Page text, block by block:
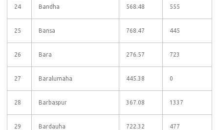
24 Bandha 568.48 555
25 Bansa 768.47 445
26 Bara 276.57 723
27 Baralumaha 445.38 0
28 Barbaspur 367.08 1337
29 Bardauha 722.32 477